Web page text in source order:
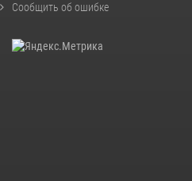
Сообщить об ошибке